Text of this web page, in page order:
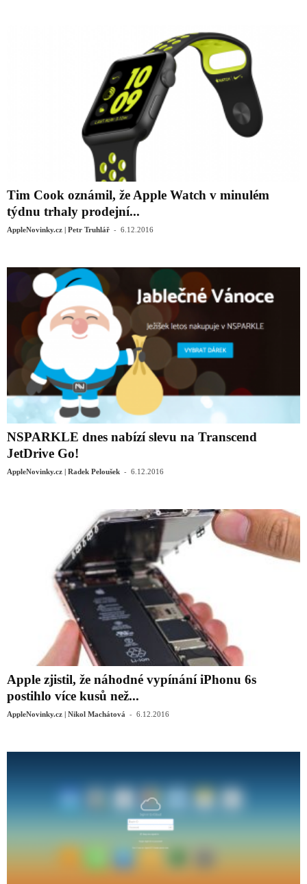
Tim Cook oznámil, že Apple Watch v minulém
týdnu trhaly prodejní...
AppleNovinky.cz | Petr Truhlář - 6.12.2016
NSPARKLE dnes nabízí slevu na Transcend
JetDrive Go!
AppleNovinky.cz | Radek Peloušek - 6.12.2016
Apple zjistil, že náhodné vypínání iPhonu 6s
postihlo více kusů než...
AppleNovinky.cz | Nikol Machátová - 6.12.2016